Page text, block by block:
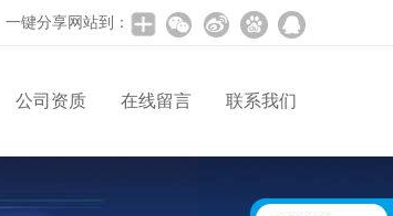
一键分享网站到：
公司资质 在线留言 联系我们